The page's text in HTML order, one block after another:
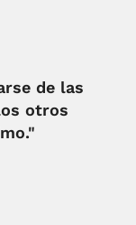
de las
otros